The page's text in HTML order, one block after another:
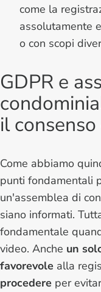
come la
assolutamente
o con scopi
GDPR e
il
Come abbiamo
punti fondamentali
un'assemblea di
siano informati.
fondamentale
video. Anche un
favorevole alla
procedere per